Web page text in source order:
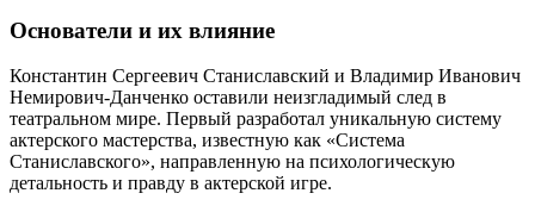
Основатели и их влияние
Константин Сергеевич Станиславский и Владимир Иванович
Немирович-Данченко оставили неизгладимый след в
театральном мире. Первый разработал уникальную систему
актерского мастерства, известную как «Система
Станиславского», направленную на психологическую
детальность и правду в актерской игре.